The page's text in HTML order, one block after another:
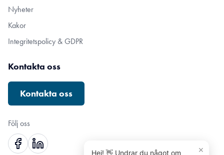
Nyheter
Kakor
Integritetspolicy & GDPR
Kontakta oss
Kontakta oss
Följ oss
Hej! 👋 Undrar du något om ×